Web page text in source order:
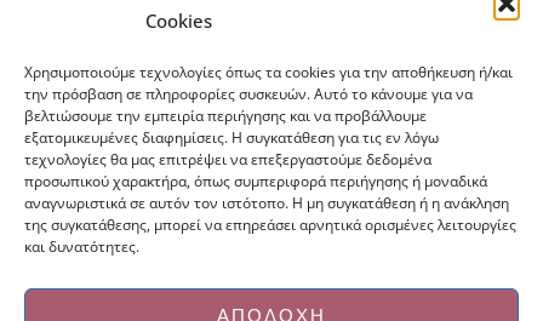
Cookies
Χρησιμοποιούμε τεχνολογίες όπως τα cookies για την αποθήκευση ή/και
την πρόσβαση σε πληροφορίες συσκευών. Αυτό το κάνουμε για να
βελτιώσουμε την εμπειρία περιήγησης και να προβάλλουμε
εξατομικευμένες διαφημίσεις. Η συγκατάθεση για τις εν λόγω
τεχνολογίες θα μας επιτρέψει να επεξεργαστούμε δεδομένα
προσωπικού χαρακτήρα, όπως συμπεριφορά περιήγησης ή μοναδικά
αναγνωριστικά σε αυτόν τον ιστότοπο. Η μη συγκατάθεση ή η ανάκληση
της συγκατάθεσης, μπορεί να επηρεάσει αρνητικά ορισμένες λειτουργίες
και δυνατότητες.
ΑΠΟΔΟΧΉ
Τρόποι Παραγγελίας
Πολιτική Cookies
Εμπόριο Ειδών Ονυχοπλαστικής, Καλλωπισμού
άκρων και αξεσουάρ
τηλ: 213-0415386
info@ncnails.gr